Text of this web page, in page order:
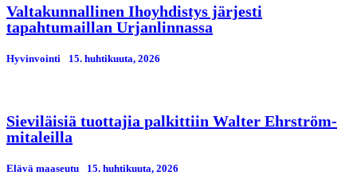
Valtakunnallinen Ihoyhdistys järjesti
tapahtumaillan Urjanlinnassa
Hyvinvointi 15. huhtikuuta, 2026
Sieviläisiä tuottajia palkittiin Walter Ehrström-
mitaleilla
Elävä maaseutu 15. huhtikuuta, 2026